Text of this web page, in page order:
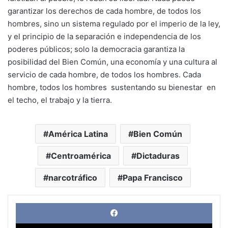
garantizar los derechos de cada hombre, de todos los
hombres, sino un sistema regulado por el imperio de la ley,
y el principio de la separación e independencia de los
poderes públicos; solo la democracia garantiza la
posibilidad del Bien Común, una economía y una cultura al
servicio de cada hombre, de todos los hombres. Cada
hombre, todos los hombres sustentando su bienestar en
el techo, el trabajo y la tierra.
América Latina Bien Común
Centroamérica Dictaduras
narcotráfico Papa Francisco
X